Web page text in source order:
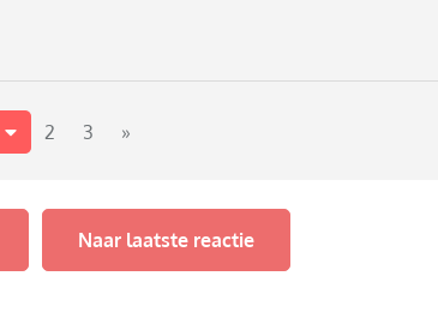
2 3 »
Naar laatste reactie